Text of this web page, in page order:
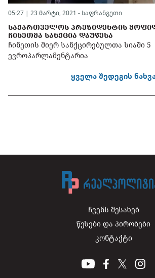
05:27 | 23 მარტი, 2021 - საფრანგეთი
ᲡᲐᲥᲐᲠᲗᲕᲔᲚᲝᲡ ᲞᲠᲔᲖᲘᲓᲔᲜᲢᲘᲡ
ᲩᲘᲜᲔᲗᲛᲐ ᲡᲐᲜᲥᲪᲘᲐ ᲓᲐᲣᲬᲔᲡᲐ
ჩინეთის მიერ სანქცირებულთა სიაში 5
ევროპარლამენტარია
ყველა შედეგის
ჩვენს შესახებ
წესები და პირობები
კონტაქტი